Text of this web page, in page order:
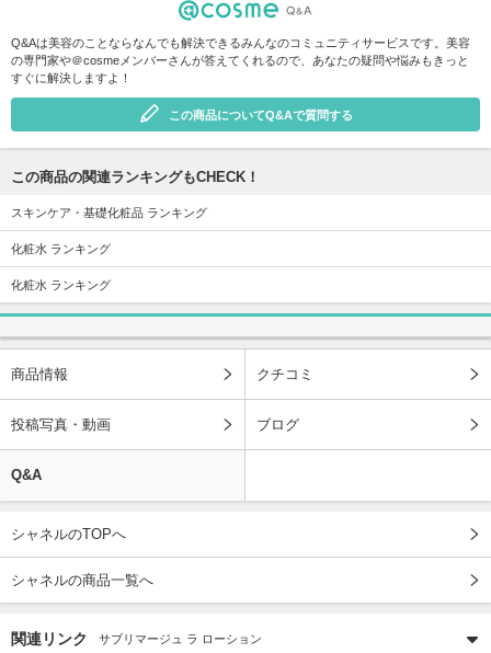
Q&Aは美容のことならなんでも解決できるみんなのコミュニティサービスです。美容
の専門家や＠cosmeメンバーさんが答えてくれるので、あなたの疑問や悩みもきっと
すぐに解決しますよ！
この商品についてQ&Aで質問する
この商品の関連ランキングもCHECK！
スキンケア・基礎化粧品 ランキング
化粧水 ランキング
化粧水 ランキング
商品情報 クチコミ
投稿写真・動画 ブログ
Q&A
シャネルのTOPへ
シャネルの商品一覧へ
関連リンク サブリマージュ ラ ローション